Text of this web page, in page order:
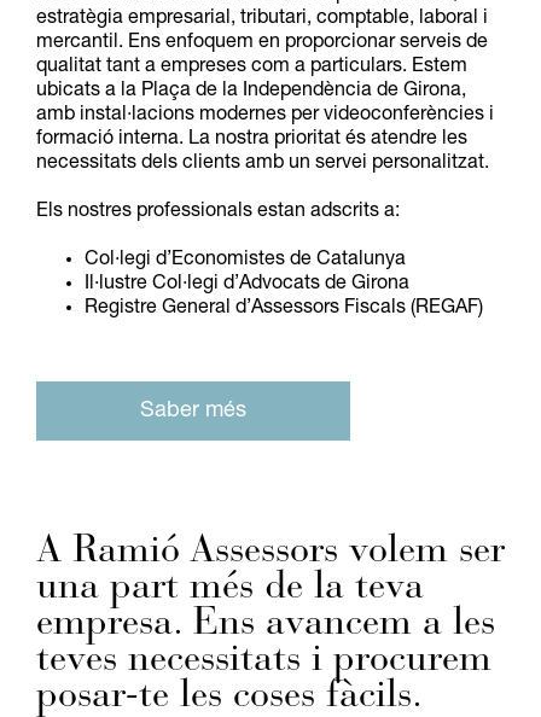
estratègia empresarial, tributari, comptable, laboral i
mercantil. Ens enfoquem en proporcionar serveis de
qualitat tant a empreses com a particulars. Estem
ubicats a la Plaça de la Independència de Girona,
amb instal·lacions modernes per videoconferències i
formació interna. La nostra prioritat és atendre les
necessitats dels clients amb un servei personalitzat.
Els nostres professionals estan adscrits a:
Col·legi d’Economistes de Catalunya
Il·lustre Col·legi d’Advocats de Girona
Registre General d’Assessors Fiscals (REGAF)
Saber més
A Ramió Assessors volem ser
una part més de la teva
empresa. Ens avancem a les
teves necessitats i procurem
posar-te les coses fàcils.